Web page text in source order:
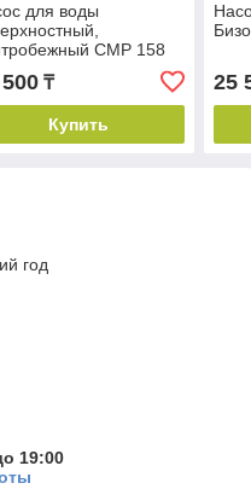
для воды
CMP 158
₸
Купить
25
год
19:00